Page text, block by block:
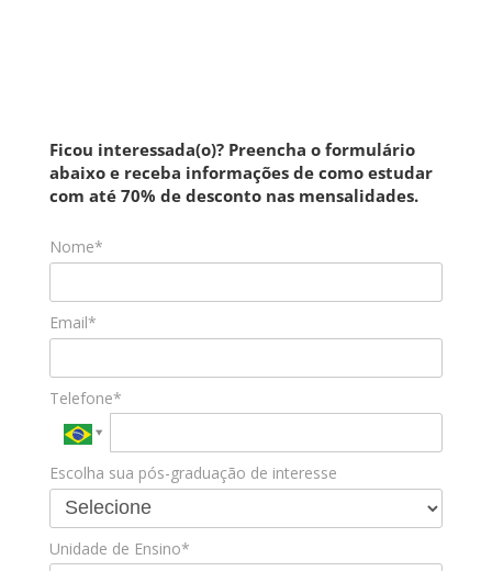
Ficou interessada(o)? Preencha o formulário
abaixo e receba informações de como estudar
com até 70% de desconto nas mensalidades.
Nome*
Email*
Telefone*
Escolha sua pós-graduação de interesse
Unidade de Ensino*